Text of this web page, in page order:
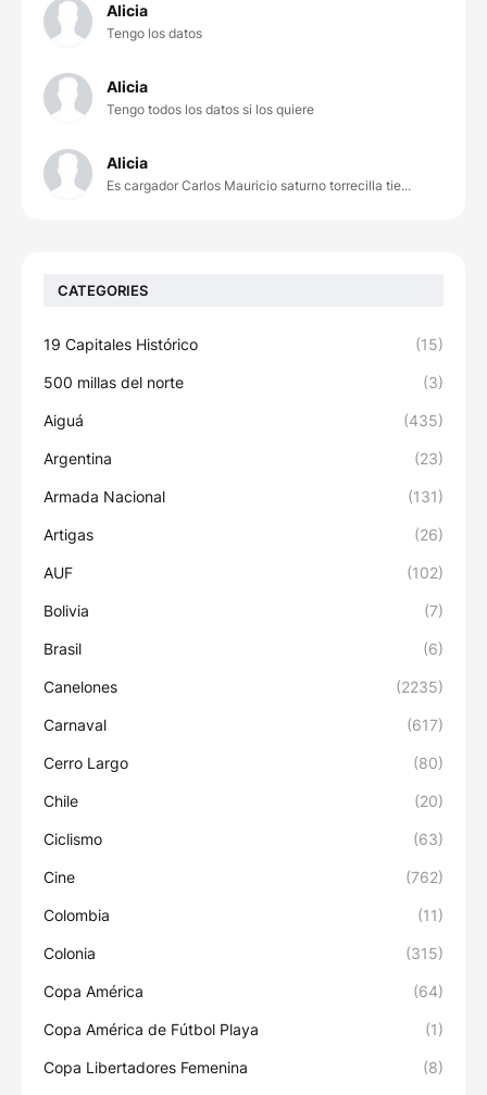
Alicia
Tengo los datos
Alicia
Tengo todos los datos si los quiere
Alicia
Es cargador Carlos Mauricio saturno torrecilla tie...
CATEGORIES
19 Capitales Histórico (15)
500 millas del norte (3)
Aiguá (435)
Argentina (23)
Armada Nacional (131)
Artigas (26)
AUF (102)
Bolivia (7)
Brasil (6)
Canelones (2235)
Carnaval (617)
Cerro Largo (80)
Chile (20)
Ciclismo (63)
Cine (762)
Colombia (11)
Colonia (315)
Copa América (64)
Copa América de Fútbol Playa (1)
Copa Libertadores Femenina (8)